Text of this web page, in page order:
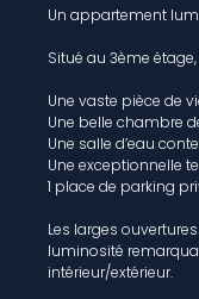
Un appartement
Situé au 3ème
Une vaste pièce de
Une belle chambre
Une salle d’eau
Une exceptionnelle
1 place de parking
Les larges
luminosité
intérieur/extérieur.